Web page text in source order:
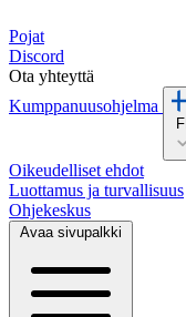
Pojat
Discord
Ota yhteyttä
Kumppanuusohjelma
FI
Oikeudelliset ehdot
Luottamus ja turvallisuus
Ohjekeskus
Avaa sivupalkki